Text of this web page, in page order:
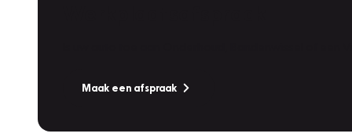
Maak een afspraak